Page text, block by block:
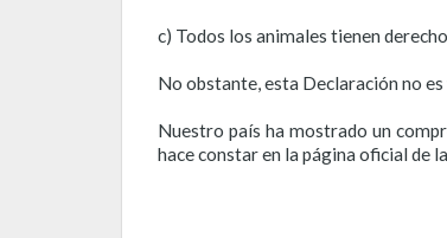
c) Todos los animales tienen
No obstante, esta Declaración no
Nuestro país ha mostrado un
hace constar en la página oficial de